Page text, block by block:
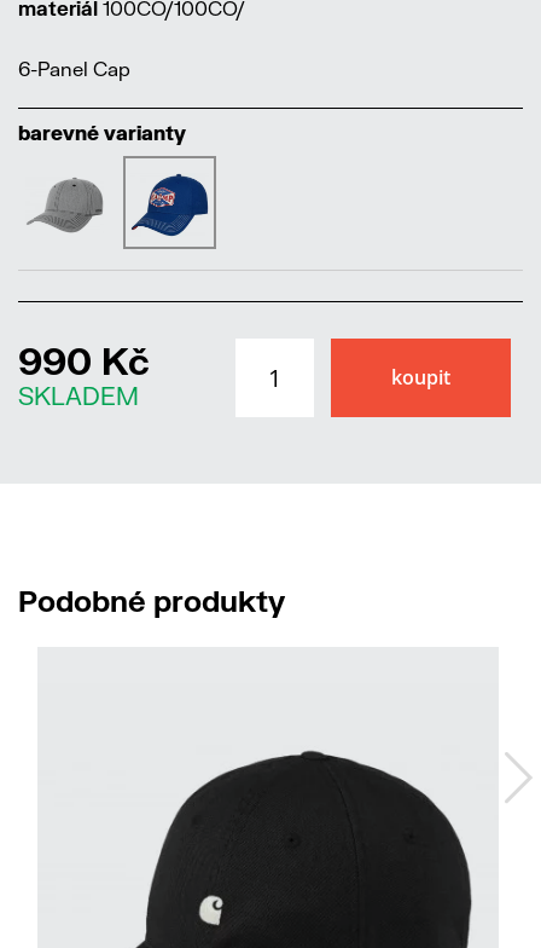
materiál 100CO/100CO/
6-Panel Cap
barevné varianty
990 Kč
SKLADEM
Podobné produkty